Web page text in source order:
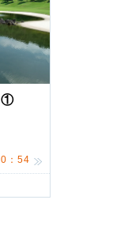
①
：54